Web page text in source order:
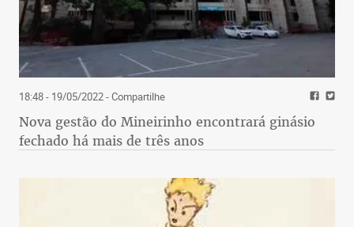
18:48 - 19/05/2022- Compartilhe
Nova gestão do Mineirinho encontrará ginásio
fechado há mais de três anos